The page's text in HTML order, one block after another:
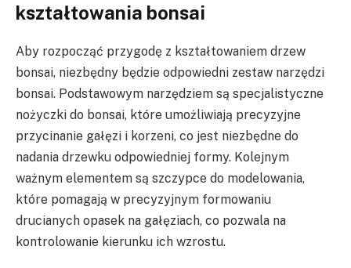
kształtowania bonsai
Aby rozpocząć przygodę z kształtowaniem drzew
bonsai, niezbędny będzie odpowiedni zestaw narzędzi
bonsai. Podstawowym narzędziem są specjalistyczne
nożyczki do bonsai, które umożliwiają precyzyjne
przycinanie gałęzi i korzeni, co jest niezbędne do
nadania drzewku odpowiedniej formy. Kolejnym
ważnym elementem są szczypce do modelowania,
które pomagają w precyzyjnym formowaniu
drucianych opasek na gałęziach, co pozwala na
kontrolowanie kierunku ich wzrostu.